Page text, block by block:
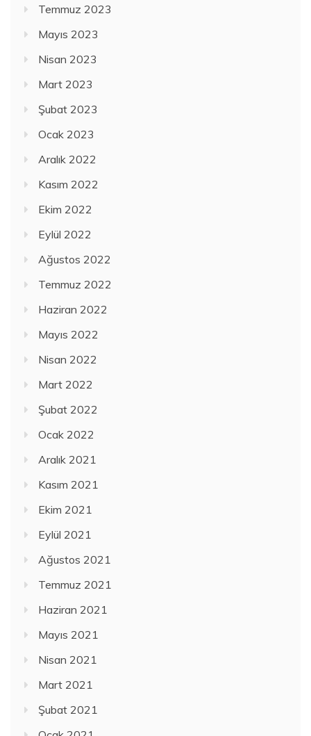
Temmuz 2023
Mayıs 2023
Nisan 2023
Mart 2023
Şubat 2023
Ocak 2023
Aralık 2022
Kasım 2022
Ekim 2022
Eylül 2022
Ağustos 2022
Temmuz 2022
Haziran 2022
Mayıs 2022
Nisan 2022
Mart 2022
Şubat 2022
Ocak 2022
Aralık 2021
Kasım 2021
Ekim 2021
Eylül 2021
Ağustos 2021
Temmuz 2021
Haziran 2021
Mayıs 2021
Nisan 2021
Mart 2021
Şubat 2021